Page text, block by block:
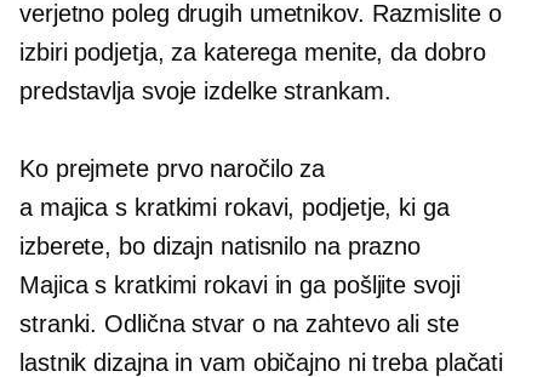
verjetno poleg drugih umetnikov. Razmislite o
izbiri podjetja, za katerega menite, da dobro
predstavlja svoje izdelke strankam.
Ko prejmete prvo naročilo za
a majica s kratkimi rokavi, podjetje, ki ga
izberete, bo dizajn natisnilo na prazno
Majica s kratkimi rokaviin ga pošljite svoji
stranki. Odlična stvar o na zahtevoali ste
lastnik dizajna in vam običajno ni treba plačati